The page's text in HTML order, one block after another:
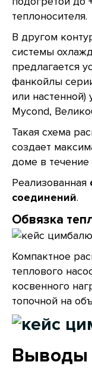
теплоносителя.
В другом
системы
предлагается
фанкойлы
или настенной)
Mycond,
Такая схема
создает
доме в течение
Реализованная
соединений.
Обвязка
Компактное
теплового
косвенного
топочной на
Выводы